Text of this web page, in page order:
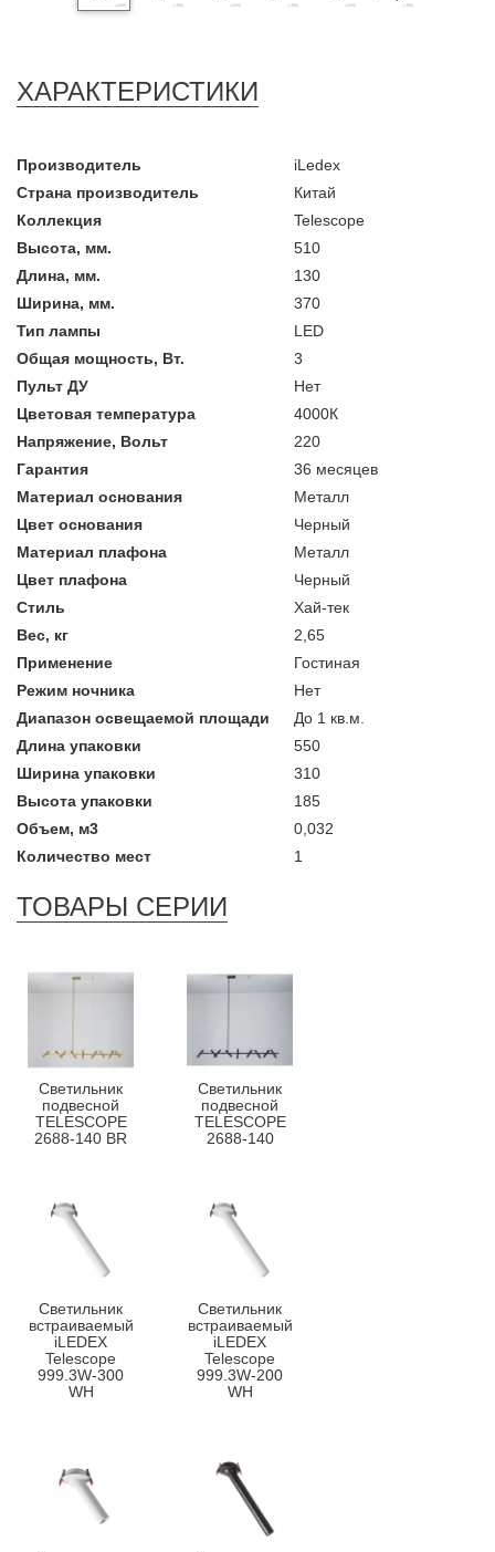
ХАРАКТЕРИСТИКИ
Производитель
iLedex
Страна производитель
Китай
Коллекция
Telescope
Высота, мм.
510
Длина, мм.
130
Ширина, мм.
370
Тип лампы
LED
Общая мощность, Вт.
3
Пульт ДУ
Нет
Цветовая температура
4000К
Напряжение, Вольт
220
Гарантия
36 месяцев
Материал основания
Металл
Цвет основания
Черный
Материал плафона
Металл
Цвет плафона
Черный
Стиль
Хай-тек
Вес, кг
2,65
Применение
Гостиная
Режим ночника
Нет
Диапазон освещаемой площади
До 1 кв.м.
Длина упаковки
550
Ширина упаковки
310
Высота упаковки
185
Объем, м3
0,032
Количество мест
1
ТОВАРЫ СЕРИИ
Светильник
подвесной
TELESCOPE
2688-140 BR
Светильник
подвесной
TELESCOPE
2688-140
Светильник
встраиваемый
iLEDEX
Telescope
999.3W-300
WH
Светильник
встраиваемый
iLEDEX
Telescope
999.3W-200
WH